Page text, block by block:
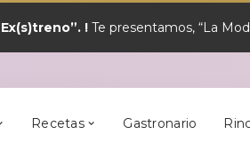
! Te presentamos, “La
Recetas Gastronario
Los Mejores
Postres
Alcántara